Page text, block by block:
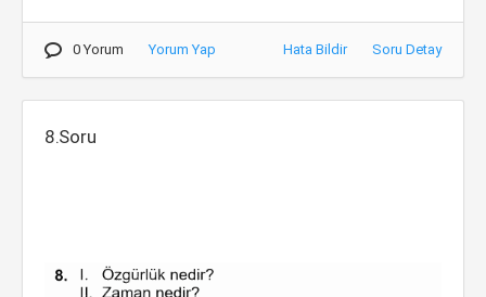
0 Yorum Yorum Yap Hata Bildir Soru Detay
8.Soru